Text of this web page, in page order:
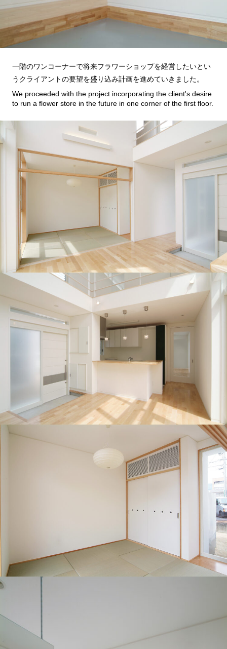
一階のワンコーナーで将来フラワーショップを経営したいとい
うクライアントの要望を盛り込み計画を進めていきました。
We proceeded with the project incorporating the client's desire
to run a flower store in the future in one corner of the first floor.